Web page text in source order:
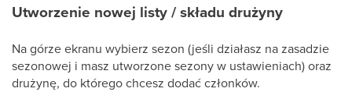
Utworzenie nowej listy / składu drużyny
Na górze ekranu wybierz sezon (jeśli działasz na zasadzie
sezonowej i masz utworzone sezony w ustawieniach) oraz
drużynę, do którego chcesz dodać członków.